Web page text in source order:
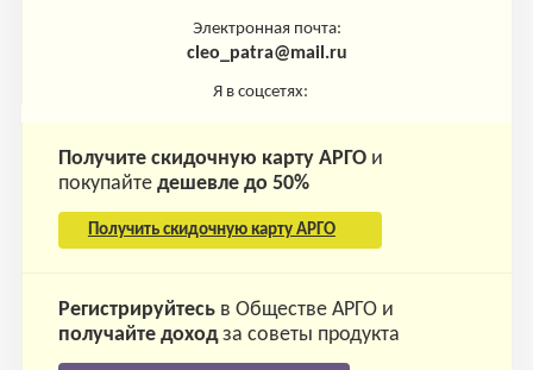
Электронная почта:
cleo_patra@mail.ru
Я в соцсетях:
Получите скидочную карту АРГОи
покупайте дешевле до 50%
Получить скидочную карту АРГО
Регистрируйтесьв Обществе АРГО и
получайте доходза советы продукта